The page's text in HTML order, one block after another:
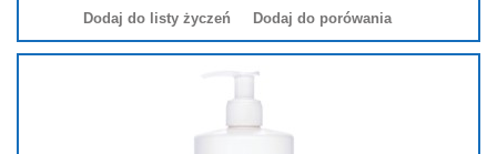
Dodaj do listy życzeń Dodaj do porówania